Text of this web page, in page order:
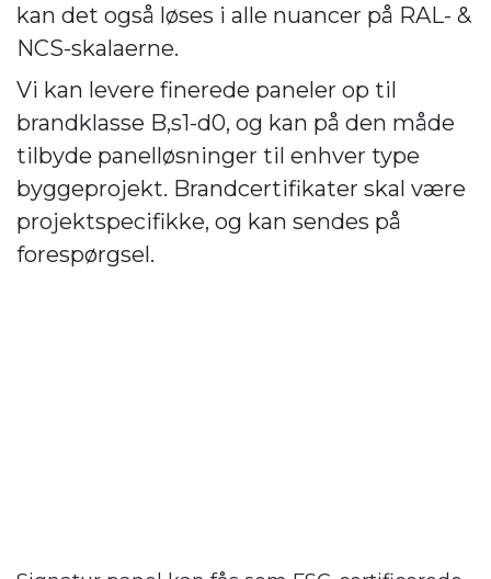
kan det også løses i alle nuancer på RAL- &
NCS-skalaerne.
Vi kan levere finerede paneler op til
brandklasse B,s1-d0, og kan på den måde
tilbyde panelløsninger til enhver type
byggeprojekt. Brandcertifikater skal være
projektspecifikke, og kan sendes på
forespørgsel.